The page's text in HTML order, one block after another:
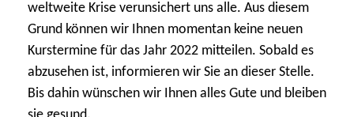
weltweite Krise verunsichert uns alle. Aus diesem
Grund können wir Ihnen momentan keine neuen
Kurstermine für das Jahr 2022 mitteilen. Sobald es
abzusehen ist, informieren wir Sie an dieser Stelle.
Bis dahin wünschen wir Ihnen alles Gute und bleiben